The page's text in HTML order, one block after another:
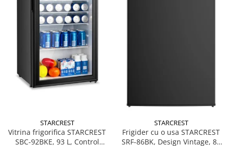
STARCREST
Vitrina frigorifica STARCREST
SBC-92BKE, 93 L, Control
STARCREST
Frigider cu o usa STARCREST
SRF-86BK, Design Vintage, 85